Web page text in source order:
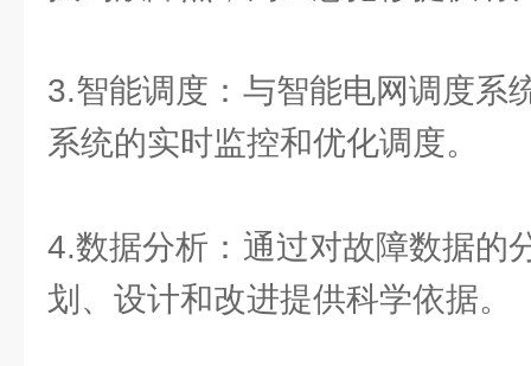
3.智能调度：与智能电网调度系
系统的实时监控和优化调度。
4.数据分析：通过对故障数据的
划、设计和改进提供科学依据。